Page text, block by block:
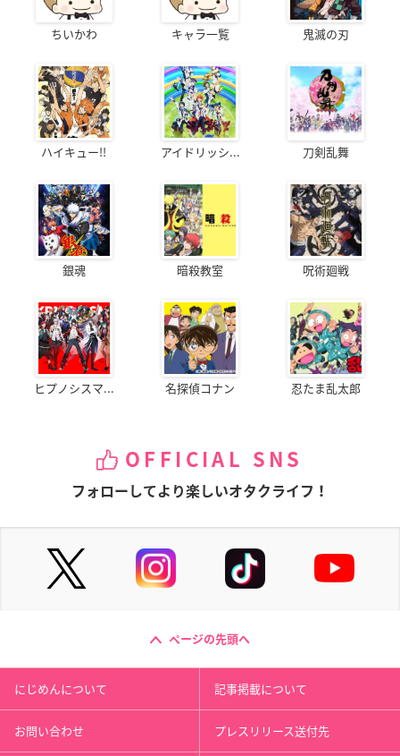
ちいかわ キャラ一覧 鬼滅の刃
ハイキュー!! アイドリッシ... 刀剣乱舞
銀魂 暗殺教室 呪術廻戦
ヒプノシスマ... 名探偵コナン 忍たま乱太郎
OFFICIAL SNS
フォローしてより楽しいオタクライフ！
ページの先頭へ
にじめんについて 記事掲載について
お問い合わせ プレスリリース送付先